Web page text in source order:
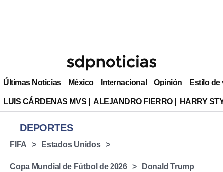
Últimas Noticias México Internacional Opinión Estilo de
LUIS CÁRDENAS MVS ALEJANDRO FIERRO HARRY
DEPORTES
FIFA Estados Unidos
Copa Mundial de Fútbol de 2026 Donald Trump